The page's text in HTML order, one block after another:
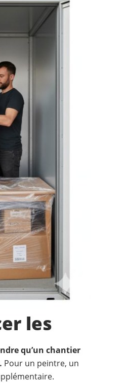
les
qu’un chantier
Pour un peintre, un